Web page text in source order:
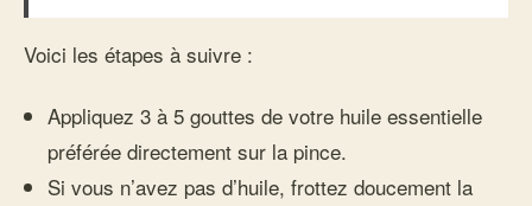
Voici les étapes à suivre :
Appliquez 3 à 5 gouttes de votre huile essentielle
préférée directement sur la pince.
Si vous n’avez pas d’huile, frottez doucement la